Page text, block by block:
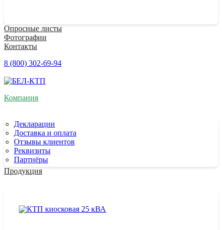
Опросные листы
Фотографии
Контакты
8 (800) 302-69-94
Компания
Декларации
Доставка и оплата
Отзывы клиентов
Реквизиты
Партнёры
Продукция